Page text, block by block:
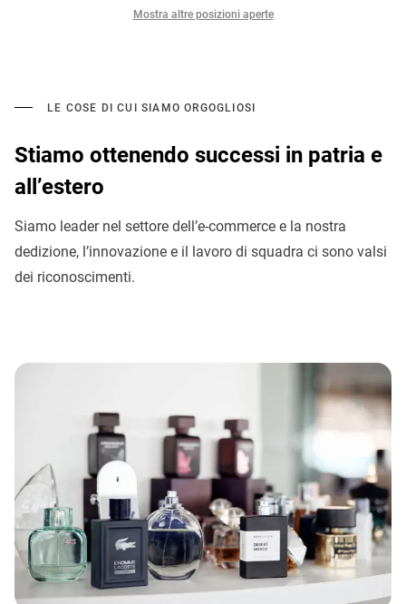
Mostra altre posizioni aperte
LE COSE DI CUI SIAMO ORGOGLIOSI
Stiamo ottenendo successi in patria e
all’estero
Siamo leader nel settore dell’e-commerce e la nostra
dedizione, l’innovazione e il lavoro di squadra ci sono valsi
dei riconoscimenti.